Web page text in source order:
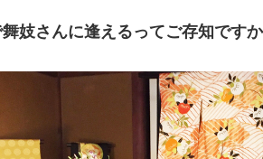
妓さんに逢えるってご存知ですか